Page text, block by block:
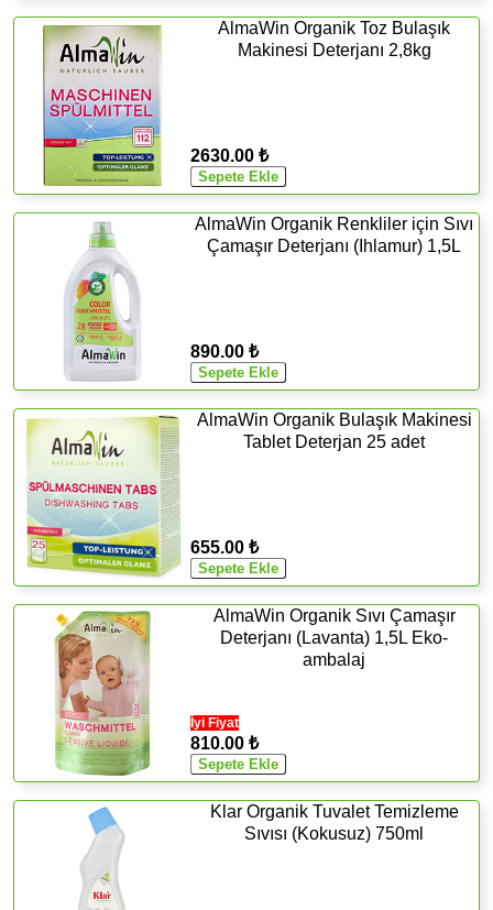
AlmaWin Organik Toz Bulaşık
Makinesi Deterjanı 2,8kg
2630.00 ₺
AlmaWin Organik Renkliler için Sıvı
Çamaşır Deterjanı (Ihlamur) 1,5L
890.00 ₺
AlmaWin Organik Bulaşık Makinesi
Tablet Deterjan 25 adet
655.00 ₺
AlmaWin Organik Sıvı Çamaşır
Deterjanı (Lavanta) 1,5L Eko-
ambalaj
İyi Fiyat
810.00 ₺
Klar Organik Tuvalet Temizleme
Sıvısı (Kokusuz) 750ml